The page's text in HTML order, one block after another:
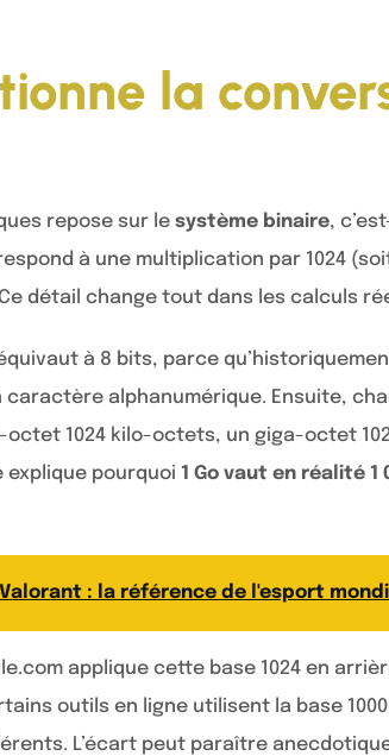
la
repose sur le système binaire,
à une multiplication par 1024
détail change tout dans les calculs
à 8 bits, parce
alphanumérique. Ensuite,
1024 kilo-octets, un giga-octet
pourquoi 1 Go vaut en réalité 1
: la référence de l'esport
applique cette base 1024 en
outils en ligne utilisent la base
L’écart peut paraître